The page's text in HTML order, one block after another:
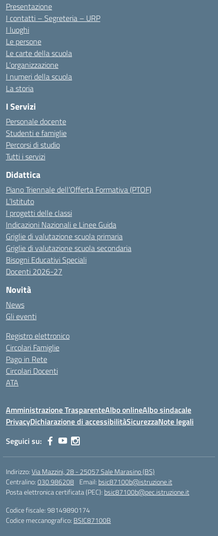
Presentazione
I contatti – Segreteria – URP
I luoghi
Le persone
Le carte della scuola
L’organizzazione
I numeri della scuola
La storia
I Servizi
Personale docente
Studenti e famiglie
Percorsi di studio
Tutti i servizi
Didattica
Piano Triennale dell’Offerta Formativa (PTOF)
L’Istituto
I progetti delle classi
Indicazioni Nazionali e Linee Guida
Griglie di valutazione scuola primaria
Griglie di valutazione scuola secondaria
Bisogni Educativi Speciali
Docenti 2026-27
Novità
News
Gli eventi
Registro elettronico
Circolari Famiglie
Pago in Rete
Circolari Docenti
ATA
Amministrazione TrasparenteAlbo onlineAlbo sindacale
PrivacyDichiarazione di accessibilitàSicurezzaNote legali
Seguici su:
Indirizzo:Via Mazzini, 28 - 25057 Sale Marasino (BS)
Centralino:030.986208 Email: bsic87100b@istruzione.it
Posta elettronica certificata (PEC): bsic87100b@pec.istruzione.it
Codice fiscale: 98149890174
Codice meccanografico: BSIC87100B